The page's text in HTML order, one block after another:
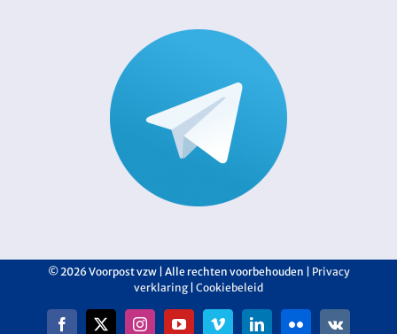
©2026 Voorpost vzw | Alle rechten voorbehouden | Privacy
verklaring Cookiebeleid
Facebook
X InstagramYouTubeVimeoLinkedInFlickr Vk